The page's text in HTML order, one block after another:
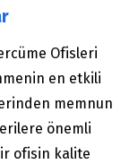
Ofisleri
en etkili
memnun
önemli
ofisin kalite